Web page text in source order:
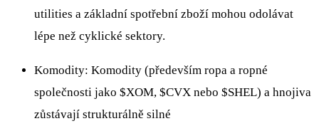
utilities a základní spotřební zboží mohou odolávat
lépe než cyklické sektory.
Komodity: Komodity (především ropa a ropné
společnosti jako $XOM, $CVX nebo $SHEL) a hnojiva
zůstávají strukturálně silné